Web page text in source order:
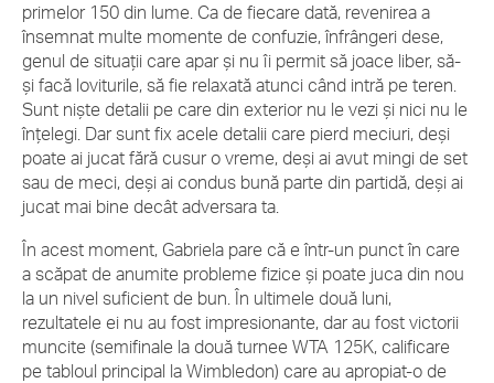
primelor 150 din lume. Ca de fiecare dată, revenirea a
însemnat multe momente de confuzie, înfrângeri dese,
genul de situații care apar și nu îi permit să joace liber, să-
și facă loviturile, să fie relaxată atunci când intră pe teren.
Sunt niște detalii pe care din exterior nu le vezi și nici nu le
înțelegi. Dar sunt fix acele detalii care pierd meciuri, deși
poate ai jucat fără cusur o vreme, deși ai avut mingi de set
sau de meci, deși ai condus bună parte din partidă, deși ai
jucat mai bine decât adversara ta.
În acest moment, Gabriela pare că e într-un punct în care
a scăpat de anumite probleme fizice și poate juca din nou
la un nivel suficient de bun. În ultimele două luni,
rezultatele ei nu au fost impresionante, dar au fost victorii
muncite (semifinale la două turnee WTA 125K, calificare
pe tabloul principal la Wimbledon) care au apropiat-o de